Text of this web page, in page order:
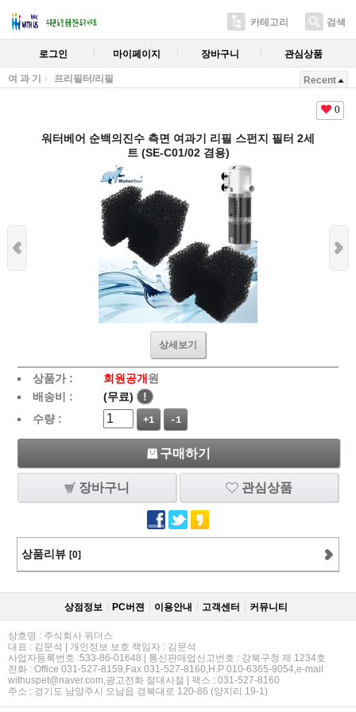
카테고리 검색
로그인 마이페이지 장바구니 관심상품
여 과 기 프리필터/리필 Recent
0
워터베어 순백의진수 측면 여과기 리필 스펀지 필터 2세
트 (SE-C01/02 겸용)
상세보기
상품가 : 회원공개 원
배송비 :
(무료)
!
수량 :
+1 -1
구매하기
장바구니 관심상품
상품리뷰 [0]
상점정보 PC버젼 이용안내 고객센터 커뮤니티
상호명 : 주식회사 위더스
대표 : 김문석 | 개인정보 보호 책임자 : 김문석
사업자등록번호 :533-86-01648 | 통신판매업신고번호 : 강북구청 제 1234호
전화 : Office 031-527-8159,Fax 031-527-8160,H.P 010-6365-9054,e-mail
withuspet@naver.com,광고전화 절대사절 | 팩스 : 031-527-8160
주소 : 경기도 남양주시 오남읍 경복대로 120-86 (양지리 19-1)